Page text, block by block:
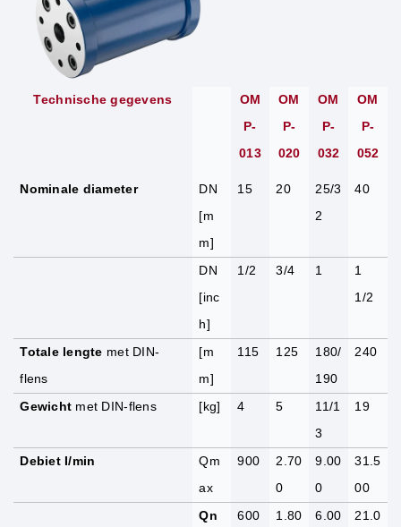
Technische gegevens
OM
P-
013
OM
P-
020
OM
P-
032
OM
P-
052
Nominale diameter
DN
[m
m]
15 20
25/3
2
40
DN
[inc
h]
1/2 3/4 1
1
1/2
Totale lengte met DIN-
flens
[m
m]
115 125
180/
190
240
Gewicht met DIN-flens [kg] 4 5
11/1
3
19
Debiet I/min
Qm
ax
900
2.70
0
9.00
0
31.5
00
Qn
600
1.80
6.00
21.0